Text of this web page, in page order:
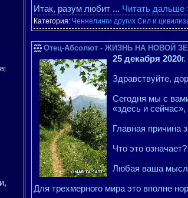
Итак, разум любит ... Читать дальше
Категория: Ченнелинги других Сил и
Отец-Абсолют - ЖИЗНЬ НА НОВОЙ
25 декабря 2020г.
Здравствуйте,
Сегодня мы с
«здесь и
Главная причина
Что это означает?
Любая ваша
Для трехмерного мира это вполне